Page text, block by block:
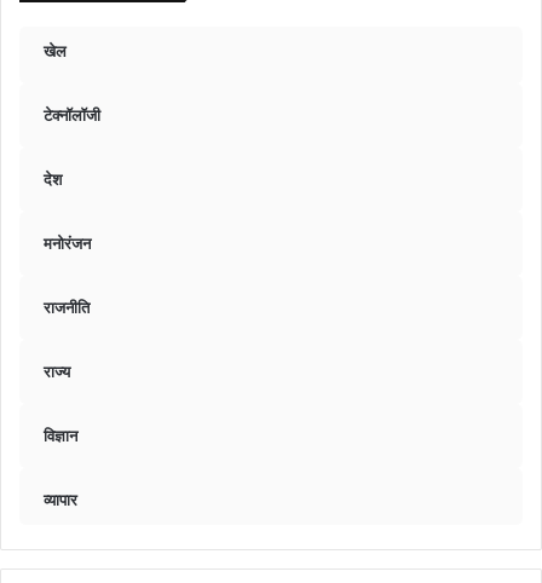
खेल
टेक्नॉलॉजी
देश
मनोरंजन
राजनीति
राज्य
विज्ञान
व्यापार